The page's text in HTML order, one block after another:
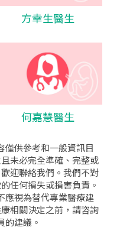
方幸生醫生
何嘉慧醫生
僅供參考和一般資訊目
未必完全準確、完整或
迎聯絡我們。我們不對
任何損失或損害負責。
應視為替代專業醫療建
相關決定之前，請咨詢
的建議。